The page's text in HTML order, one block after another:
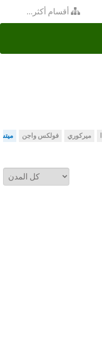
أقسام أكثر...
ميركوري فولكس واجن